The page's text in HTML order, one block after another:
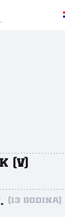
(V)
(13 godina)